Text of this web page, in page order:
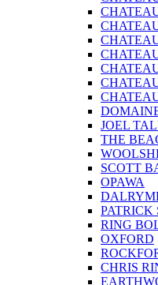
JOEL
THE
SCOTT
OPAWA
PATRICK
RING
OXFORD
CHRIS